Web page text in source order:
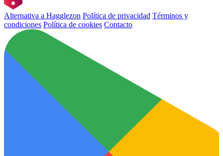
Alternativa a Hagglezon Política de privacidad Términos y
condiciones Política de cookies Contacto